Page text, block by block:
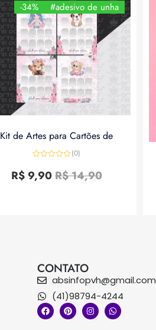
-34% #adesivo de unha
Kit de Artes para Cartões de
0
de
(0)
R$14,90
R$9,90
CONTATO
absinfopvh@gmail.com
(41)98794-4244